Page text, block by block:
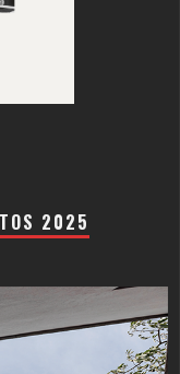
2025